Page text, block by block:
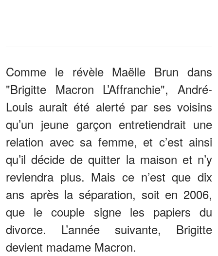
Comme le révèle Maëlle Brun dans
"Brigitte Macron L’Affranchie", André-
Louis aurait été alerté par ses voisins
qu’un jeune garçon entretiendrait une
relation avec sa femme, et c’est ainsi
qu’il décide de quitter la maison et n’y
reviendra plus. Mais ce n’est que dix
ans après la séparation, soit en 2006,
que le couple signe les papiers du
divorce. L’année suivante, Brigitte
devient madame Macron.